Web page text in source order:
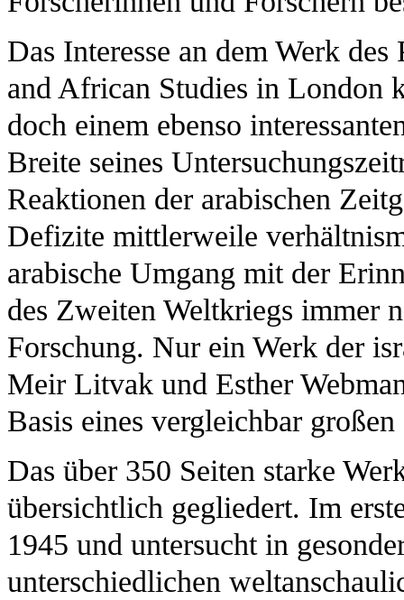
Das Interesse an dem Werk
and African Studies in London
doch einem ebenso
Breite seines
Reaktionen der arabischen
Defizite mittlerweile
arabische Umgang mit der
des Zweiten Weltkriegs immer
Forschung. Nur ein Werk der
Meir Litvak und Esther
Basis eines vergleichbar
Das über 350 Seiten starke
übersichtlich gegliedert. Im
1945 und untersucht in
unterschiedlichen